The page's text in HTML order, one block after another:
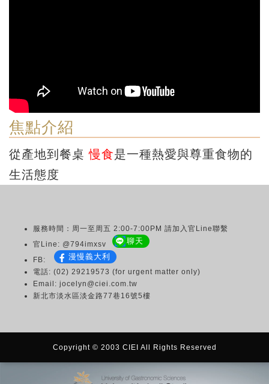
焦點介紹
從產地到餐桌慢食是一種熱愛與尊重食物的
生活態度
服務時間：周一至周五 2:00-7:00PM 請加入官Line聯繫
官Line: @794imxsv
聊天
FB: 漫慢義大利
電話: (02) 29219573 (for urgent matter only)
Email: jocelyn@ciei.com.tw
新北市淡水區淡金路77巷16號5樓
Copyright © 2003 CIEI All Rights Reserved